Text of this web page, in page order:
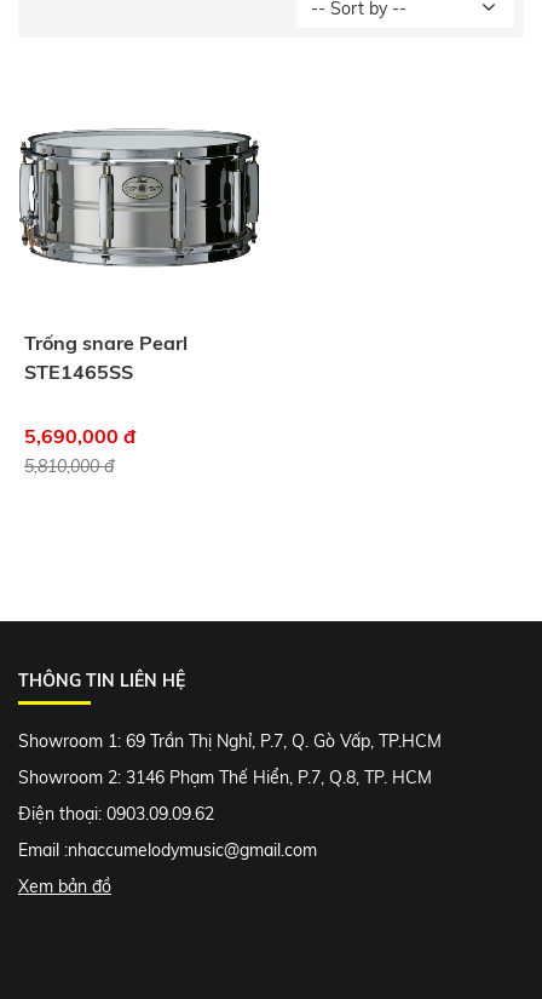
Trống snare Pearl
STE1465SS
5,690,000 đ
5,810,000 đ
THÔNG TIN LIÊN HỆ
Showroom 1: 69 Trần Thị Nghỉ, P.7, Q. Gò Vấp, TP.HCM
Showroom 2: 3146 Phạm Thế Hiển, P.7, Q.8, TP. HCM
Điện thoại: 0903.09.09.62
Email :nhaccumelodymusic@gmail.com
Xem bản đồ